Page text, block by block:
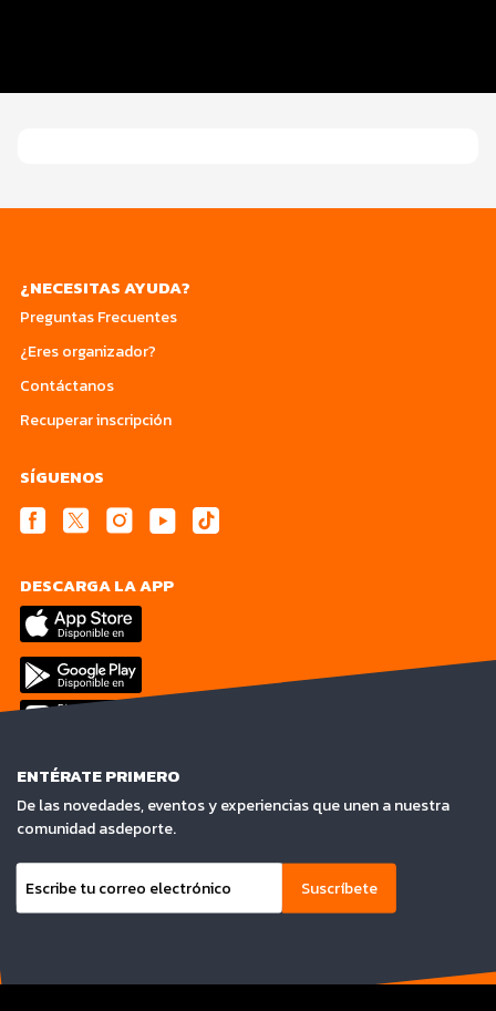
¿NECESITAS AYUDA?
Preguntas Frecuentes
¿Eres organizador?
Contáctanos
Recuperar inscripción
SÍGUENOS
DESCARGA LA APP
ENTÉRATE PRIMERO
De las novedades, eventos y experiencias que unen a nuestra
comunidad asdeporte.
Suscríbete